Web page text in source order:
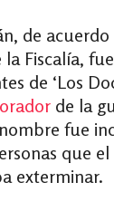
de acuerdo
Fiscalía,
de ‘Los
de la
fue
que
exterminar.